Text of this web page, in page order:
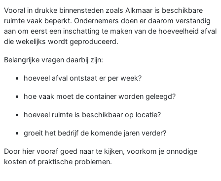
Vooral in drukke binnensteden zoals Alkmaar is beschikbare
ruimte vaak beperkt. Ondernemers doen er daarom verstandig
aan om eerst een inschatting te maken van de hoeveelheid afval
die wekelijks wordt geproduceerd.
Belangrijke vragen daarbij zijn:
hoeveel afval ontstaat er per week?
hoe vaak moet de container worden geleegd?
hoeveel ruimte is beschikbaar op locatie?
groeit het bedrijf de komende jaren verder?
Door hier vooraf goed naar te kijken, voorkom je onnodige
kosten of praktische problemen.